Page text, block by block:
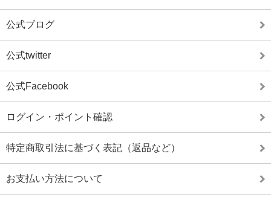
公式ブログ
公式twitter
公式Facebook
ログイン・ポイント確認
特定商取引法に基づく表記（返品など）
お支払い方法について